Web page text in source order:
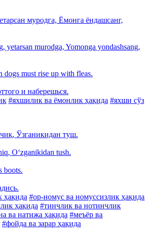
муродга, Ёмонга ёндашсанг,
yetarsan murodga, Yomonga yondashsang,
must rise up with fleas.
и наберешься.
#яхшилик ва ёмонлик ҳақида #яхши сўз
Ўзганикидан туш.
O‘zganikidan tush.
boots.
ҳақида #ор-номус ва номуссизлик ҳақида
ҳақида #тинчлик ва нотинчлик
ва натижа ҳақида #меъёр ва
#фойда ва зарар ҳақида